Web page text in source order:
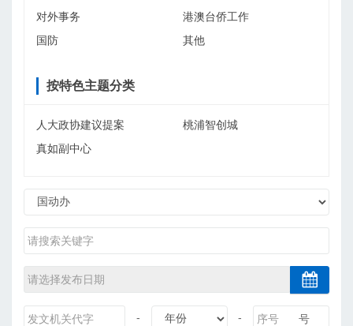
对外事务
港澳台侨工作
国防
其他
按特色主题分类
人大政协建议提案
桃浦智创城
真如副中心
- - 号